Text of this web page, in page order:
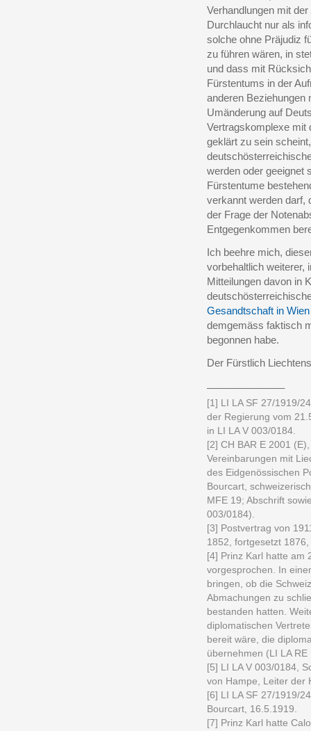
Verhandlungen mit
Durchlaucht nur als
solche ohne Präjudiz
zu führen wären, in
und dass mit
Fürstentums in der
anderen Beziehungen
Umänderung auf
Vertragskomplexe mit
geklärt zu sein
werden oder geeignet
Fürstentume
verkannt werden darf,
der Frage der
Entgegenkommen
Ich beehre mich,
vorbehaltlich weiterer,
Mitteilungen davon in
Gesandtschaft in Wien
demgemäss faktisch
begonnen habe.
Der Fürstlich
[1] LI LA SF 27/1919/
der Regierung vom
in LI LA V 003/0184.
[2] CH BAR E 2001
Vereinbarungen mit
des Eidgenössischen
Bourcart,
MFE 19; Abschrift
003/0184).
[3] Postvertrag von
1852, fortgesetzt
[4] Prinz Karl hatte am
vorgesprochen. In
bringen, ob die
Abmachungen zu
bestanden hatten.
diplomatischen
bereit wäre, die
übernehmen (LI LA
[5] LI LA V 003/0184,
von Hampe, Leiter der
[6] LI LA SF 27/1919/
Bourcart, 16.5.1919.
[7] Prinz Karl hatte